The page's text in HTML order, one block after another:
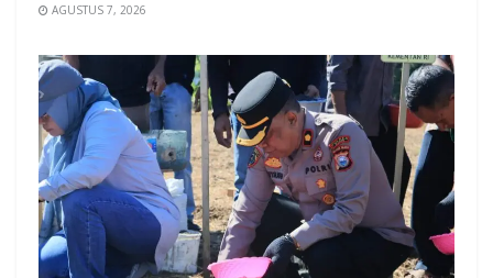
AGUSTUS 7, 2026